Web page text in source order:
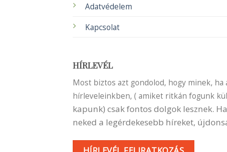
Adatvédelem
Kapcsolat
HÍRLEVÉL
Most biztos azt gondolod, hogy minek, ha
hírleveleinkben, ( amiket ritkán fogunk
kapunk) csak fontos dolgok lesznek.
neked a legérdekesebb híreket,